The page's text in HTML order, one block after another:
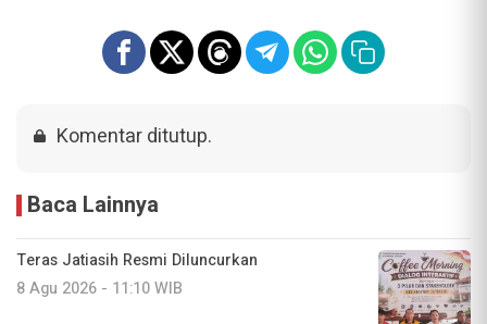
Komentar ditutup.
Baca Lainnya
Teras Jatiasih Resmi Diluncurkan
8 Agu 2026 - 11:10 WIB